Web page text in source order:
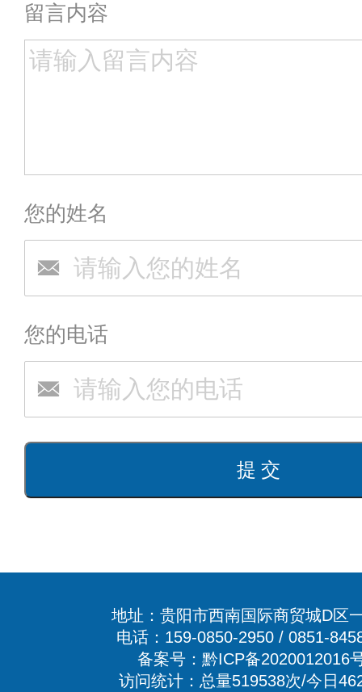
留言内容
您的姓名
您的电话
地址：贵阳市西南国际商贸城D区
电话：159-0850-2950 / 0851-
备案号：黔ICP备2020012016
访问统计：总量519538次/今日